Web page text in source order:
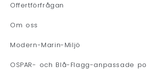
Offertförfrågan
Om oss
Modern-Marin-Miljö
OSPAR- och Blå-Flagg-anpassade